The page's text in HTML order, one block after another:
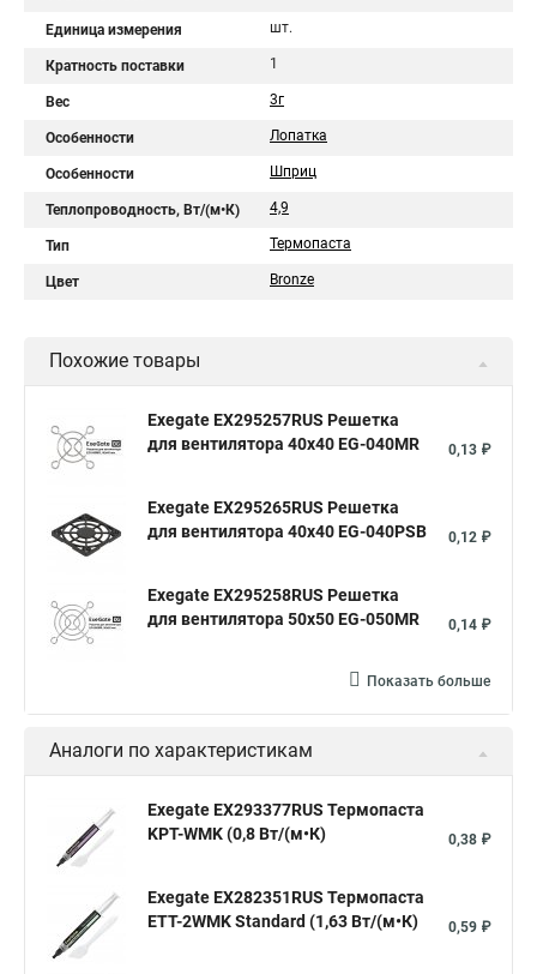
Единица измерения шт.
Кратность поставки 1
Вес 3г
Особенности Лопатка
Особенности Шприц
Теплопроводность, Вт/(м•К) 4,9
Тип Термопаста
Цвет Bronze
Похожие товары
Exegate EX295257RUS Решетка
для вентилятора 40x40 EG-040MR
0,13 ₽
Exegate EX295265RUS Решетка
для вентилятора 40x40 EG-040PSB
0,12 ₽
Exegate EX295258RUS Решетка
для вентилятора 50х50 EG-050MR
0,14 ₽
Показать больше
Аналоги по характеристикам
Exegate EX293377RUS Термопаста
KPT-WMK (0,8 Вт/(м•К)
0,38 ₽
Exegate EX282351RUS Термопаста
ETТ-2WMK Standard (1,63 Вт/(м•К)
0,59 ₽